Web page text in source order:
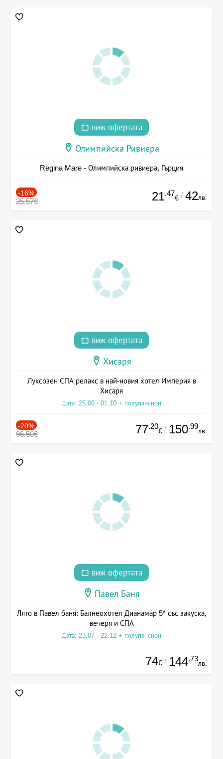
виж офертата
Олимпийска Ривиера
Regina Mare - Олимпийска ривиера, Гърция
-16%
25.57€ 21.47
€ / 42лв.
виж офертата
Хисаря
Луксозен СПА релакс в най-новия хотел Империя в
Хисаря
Дата: 25.06 - 01.10 + полупансион
-20%
96.50€ 77.20
€ / 150.99
лв.
виж офертата
Павел Баня
Лято в Павел баня: Балнеохотел Дианамар 5* със закуска,
вечеря и СПА
Дата: 23.07 - 22.12 + полупансион
74€ / 144.73
лв.